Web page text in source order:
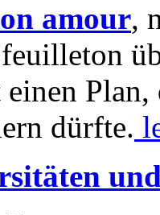
amour,
Plan,
dürfte.